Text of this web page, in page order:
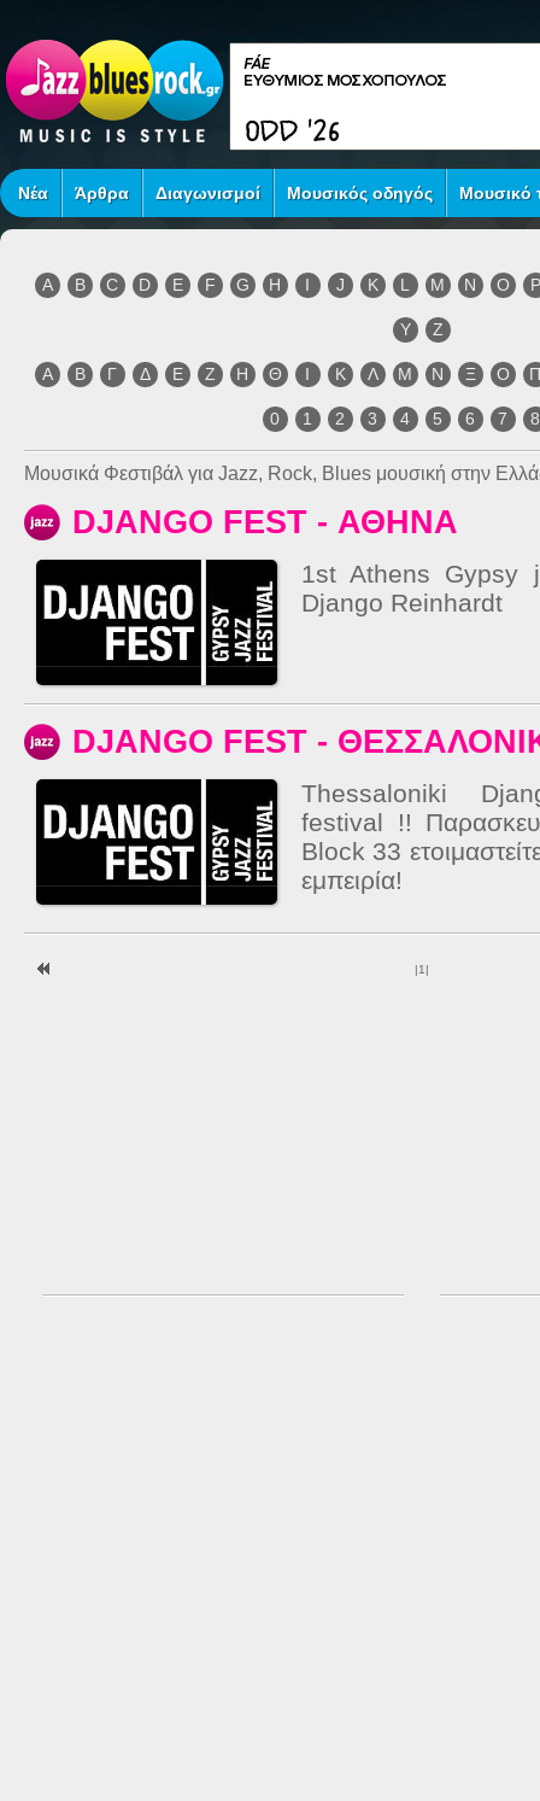
Νέα Άρθρα Διαγωνισμοί Μουσικός οδηγός Μουσικό
A B C D E F G H I J K L M N O P
Y Z
Α Β Γ Δ Ε Ζ Η Θ Ι Κ Λ Μ Ν Ξ Ο
0 1 2 3 4 5 6 7 8
Μουσικά Φεστιβάλ για Jazz, Rock, Blues μουσική στην
DJANGO FEST - ΑΘΗΝΑ
1st Athens Gypsy
Django Reinhardt
DJANGO FEST -
Thessaloniki
festival !!
Block 33
εμπειρία!
|1 |